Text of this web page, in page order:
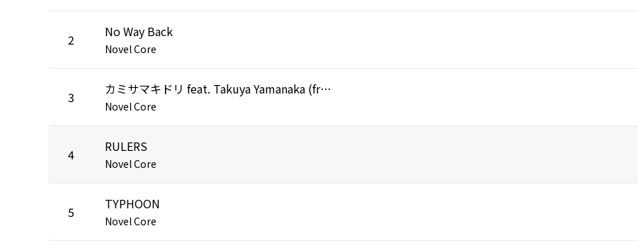
2 No Way Back
Novel Core
3 カミサマキドリ feat. Takuya Yamanaka (from THE ORAL CIGARETTES)
Novel Core
4 RULERS
Novel Core
5 TYPHOON
Novel Core